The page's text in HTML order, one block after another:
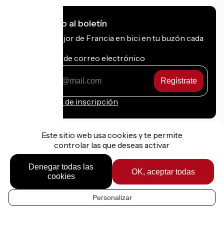
ES
Me suscribo al boletín
Recibe lo mejor de Francia en bici en tu buzón cada
Mi dirección de correo electrónico
electrónico
Condiciones de inscripción
Financiado en el marco de Destination France
Información jurídica
Este sitio web usa cookies y te permite
controlar las que deseas activar
OK, aceptar todas
Denegar todas las
cookies
Personalizar